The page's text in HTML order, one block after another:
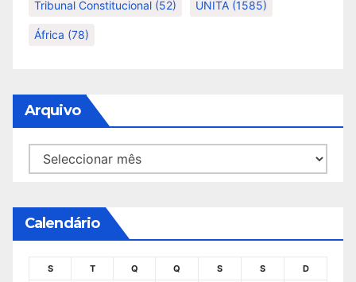
Tribunal Constitucional (52) UNITA (1585)
África (78)
Arquivo
Arquivo
Calendário
S T Q Q S S D